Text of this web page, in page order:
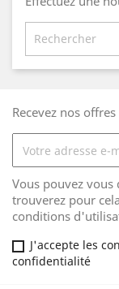
Recevez nos
Vous pouvez
trouverez pour
conditions
J'accepte les
confidentialité